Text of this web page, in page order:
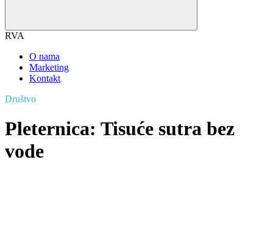
RVA
O nama
Marketing
Kontakt
Društvo
Pleternica: Tisuće sutra bez
vode